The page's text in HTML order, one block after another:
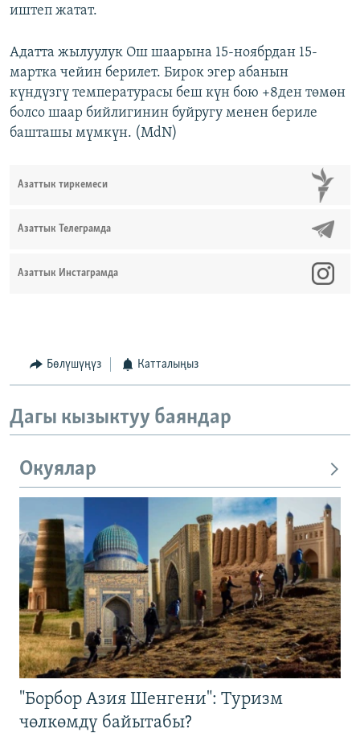
иштеп жатат.
Адатта жылуулук Ош шаарына 15-ноябрдан 15-
мартка чейин берилет. Бирок эгер абанын
күндүзгү температурасы беш күн бою +8ден төмөн
болсо шаар бийлигинин буйругу менен бериле
башташы мүмкүн. (MdN)
Азаттык тиркемеси
Азаттык Телеграмда
Азаттык Инстаграмда
Бөлүшүңүз Катталыңыз
Дагы кызыктуу баяндар
Окуялар
"Борбор Азия Шенгени": Туризм
чөлкөмдү байытабы?